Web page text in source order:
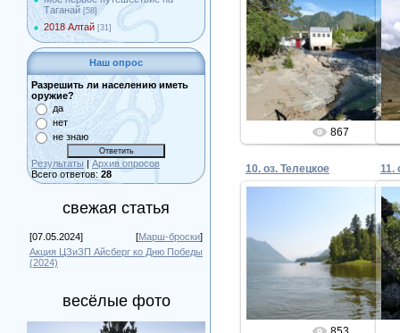
Таганай [58]
2018 Алтай [31]
Наш опрос
Разрешить ли населению иметь
оружие?
да
нет
не знаю
Результаты | Архив опросов
Всего ответов: 28
свежая статья
[07.05.2024] [Марш-броски]
Акция ЦЗиЗП Айсберг ко Дню Победы
(2024)
весёлые фото
22.08.2018
Admin
867
10. оз. Телецкое
22.08.2018
Admin
11.